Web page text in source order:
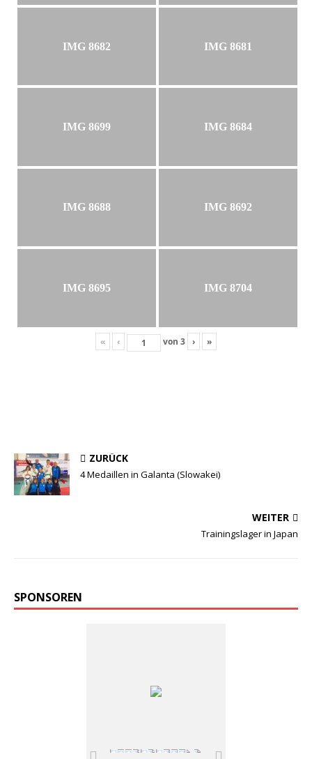
IMG 8682 IMG 8681
IMG 8699 IMG 8684
IMG 8688 IMG 8692
IMG 8695 IMG 8704
« ‹ von 3 › »
ZURÜCK
4 Medaillen in Galanta (Slowakei)
WEITER
Trainingslager in Japan
SPONSOREN